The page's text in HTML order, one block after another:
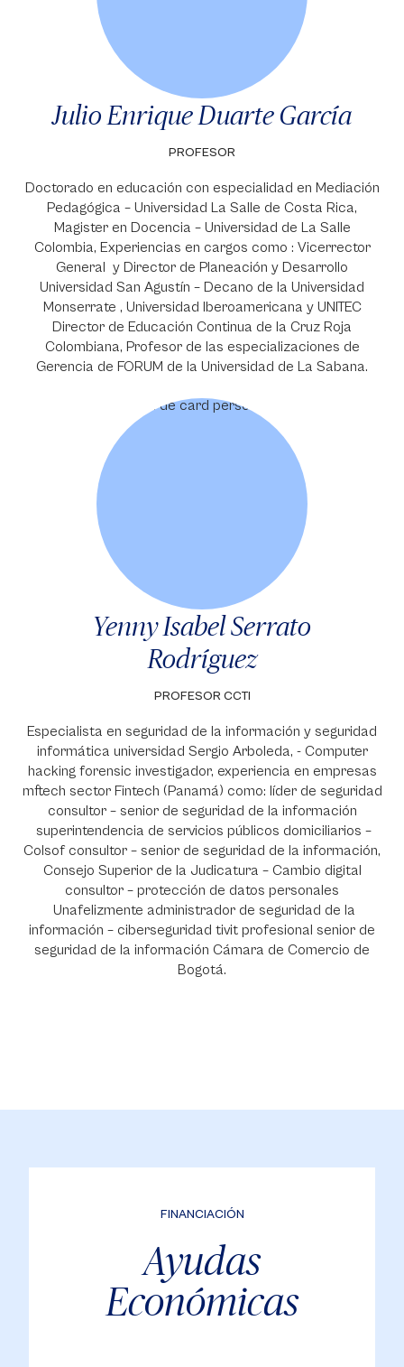
Julio Enrique Duarte García
PROFESOR
Doctorado en educación con especialidad en Mediación
Pedagógica – Universidad La Salle de Costa Rica,
Magister en Docencia – Universidad de La Salle
Colombia, Experiencias en cargos como : Vicerrector
General y Director de Planeación y Desarrollo
Universidad San Agustín – Decano de la Universidad
Monserrate , Universidad Iberoamericana y UNITEC
Director de Educación Continua de la Cruz Roja
Colombiana, Profesor de las especializaciones de
Gerencia de FORUM de la Universidad de La Sabana.
Yenny Isabel Serrato
Rodríguez
PROFESOR CCTI
Especialista en seguridad de la información y seguridad
informática universidad Sergio Arboleda, - Computer
hacking forensic investigador, experiencia en empresas
mftech sector Fintech (Panamá) como: líder de seguridad
consultor – senior de seguridad de la información
superintendencia de servicios públicos domiciliarios –
Colsof consultor – senior de seguridad de la información,
Consejo Superior de la Judicatura – Cambio digital
consultor – protección de datos personales
Unafelizmente administrador de seguridad de la
información – ciberseguridad tivit profesional senior de
seguridad de la información Cámara de Comercio de
Bogotá.
FINANCIACIÓN
Ayudas
Económicas